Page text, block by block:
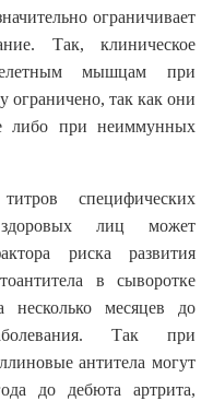
ограничивает
Так, клиническое
мышцам при
ограничено, так как они
либо при неиммунных
специфических
лиц может
риска развития
в сыворотке
несколько месяцев до
Так при
антитела могут
до дебюта артрита,